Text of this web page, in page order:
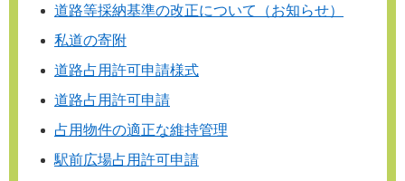
道路等採納基準の改正について（お知らせ）
私道の寄附
道路占用許可申請様式
道路占用許可申請
占用物件の適正な維持管理
駅前広場占用許可申請